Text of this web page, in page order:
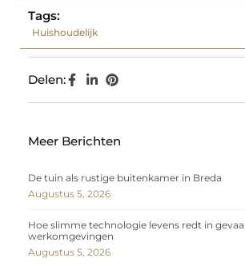
Tags:
Huishoudelijk
Delen:
Meer Berichten
De tuin als rustige buitenkamer in Breda
Augustus 5, 2026
Hoe slimme technologie levens redt in
werkomgevingen
Augustus 5, 2026